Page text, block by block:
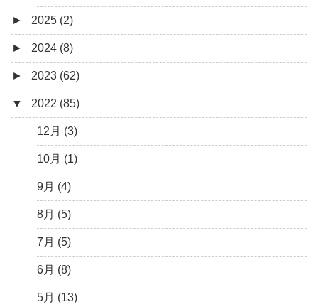
► 2025 (2)
12月 (1)
6月 (1)
► 2024 (8)
8月 (1)
7月 (1)
5月 (2)
4月 (3)
3月 (1)
► 2023 (62)
9月 (1)
8月 (1)
7月 (8)
6月 (5)
5月 (7)
4月 (9)
3月 (15)
2月 (6)
▼ 2022 (85)
12月 (3)
10月 (1)
9月 (4)
8月 (5)
7月 (5)
6月 (8)
5月 (13)